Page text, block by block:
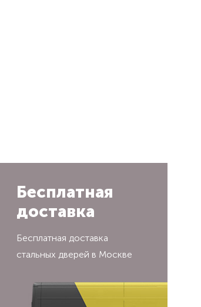
Бесплатная
доставка
Бесплатная доставка
стальных дверей в Москве